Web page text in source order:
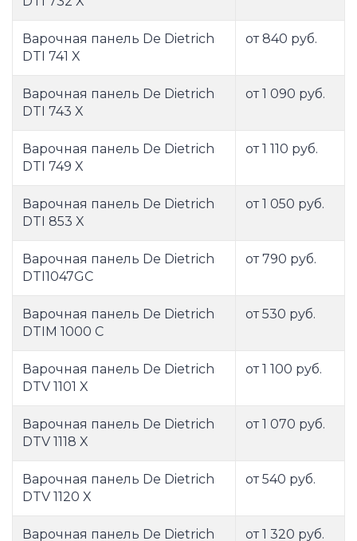
Варочная панель De Dietrich
DTI 741 X
от 840 руб.
Варочная панель De Dietrich
DTI 743 X
от 1 090 руб.
Варочная панель De Dietrich
DTI 749 X
от 1 110 руб.
Варочная панель De Dietrich
DTI 853 X
от 1 050 руб.
Варочная панель De Dietrich
DTI1047GC
от 790 руб.
Варочная панель De Dietrich
DTIM 1000 C
от 530 руб.
Варочная панель De Dietrich
DTV 1101 X
от 1 100 руб.
Варочная панель De Dietrich
DTV 1118 X
от 1 070 руб.
Варочная панель De Dietrich
DTV 1120 X
от 540 руб.
Варочная панель De Dietrich
от 1 320 руб.